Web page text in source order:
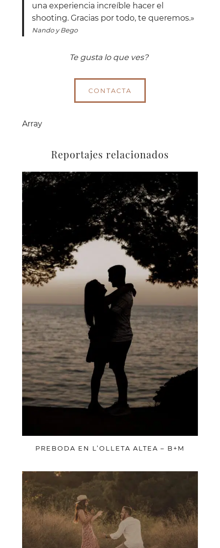
una experiencia increíble hacer el
shooting. Gracias por todo, te queremos.»
Nando y Bego
Te gusta lo que ves?
CONTACTA
Array
Reportajes relacionados
PREBODA EN L’OLLETA ALTEA – B+M